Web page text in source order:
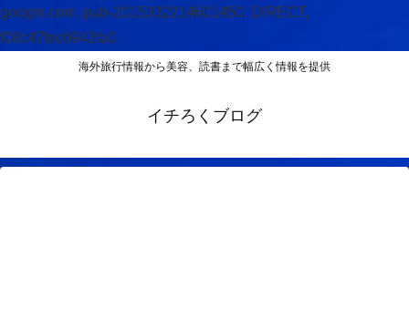
google.com, pub-2015332214601450, DIRECT,
f08c47fec0942fa0
海外旅行情報から美容、読書まで幅広く情報を提供
イチろくブログ